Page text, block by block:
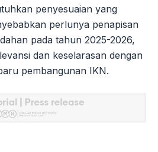
penyesuaian yang
perlunya penapisan
pada tahun 2025-2026,
dan keselarasan dengan
pembangunan IKN.